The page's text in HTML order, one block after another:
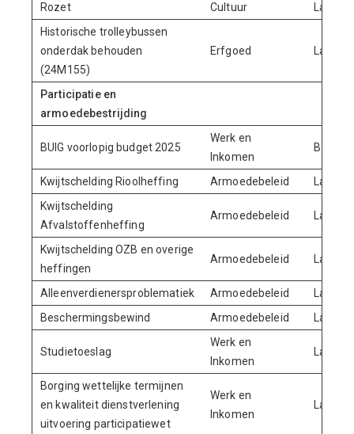
Rozet Cultuur
Lasten
Historische trolleybussen
onderdak behouden
(24M155)
Erfgoed Lasten
Participatie en
armoedebestrijding
BUIG voorlopig budget 2025
Werk en
Inkomen
Baten
Kwijtschelding Rioolheffing Armoedebeleid
Lasten
Kwijtschelding
Afvalstoffenheffing
Armoedebeleid Lasten
Kwijtschelding OZB en overige
heffingen
Armoedebeleid Lasten
Alleenverdienersproblematiek Armoedebeleid
Lasten
Beschermingsbewind
Armoedebeleid Lasten
Studietoeslag
Werk en
Inkomen
Lasten
Borging wettelijke termijnen
en kwaliteit dienstverlening
uitvoering participatiewet
Werk en
Inkomen
Lasten